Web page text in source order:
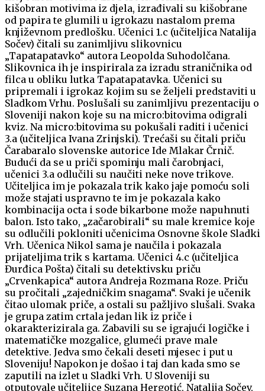
kišobran motivima iz djela, izrađivali su kišobrane
od papira te glumili u igrokazu nastalom prema
književnom predlošku. Učenici 1.c (učiteljica Natalija
Sočev) čitali su zanimljivu slikovnicu
„Tapatapatavko“ autora Leopolda Suhodolčana.
Slikovnica ih je inspirirala za izradu straničnika od
filca u obliku lutka Tapatapatavka. Učenici su
pripremali i igrokaz kojim su se željeli predstaviti u
Sladkom Vrhu. Poslušali su zanimljivu prezentaciju o
Sloveniji nakon koje su na micro:bitovima odigrali
kviz. Na micro:bitovima su pokušali raditi i učenici
3.a (učiteljica Ivana Zrinjski). Trećaši su čitali priču
Čarabaralo slovenske autorice Ide Mlakar Črnič.
Budući da se u priči spominju mali čarobnjaci,
učenici 3.a odlučili su naučiti neke nove trikove.
Učiteljica im je pokazala trik kako jaje pomoću soli
može stajati uspravno te im je pokazala kako
kombinacija octa i sode bikarbone može napuhnuti
balon. Isto tako, „začarobirali“ su male kremice koje
su odlučili pokloniti učenicima Osnovne škole Sladki
Vrh. Učenica Nikol sama je naučila i pokazala
prijateljima trik s kartama. Učenici 4.c (učiteljica
Đurđica Pošta) čitali su detektivsku priču
„Crvenkapica“ autora Andreja Rozmana Roze. Priču
su pročitali „zajedničkim snagama“. Svaki je učenik
čitao ulomak priče, a ostali su pažljivo slušali. Svaka
je grupa zatim crtala jedan lik iz priče i
okarakterizirala ga. Zabavili su se igrajući logičke i
matematičke mozgalice, glumeći prave male
detektive. Jedva smo čekali deseti mjesec i put u
Sloveniju! Napokon je došao i taj dan kada smo se
zaputili na izlet u Sladki Vrh. U Sloveniji su
otputovale učiteljice Suzana Hergotić, Natalija Sočev,